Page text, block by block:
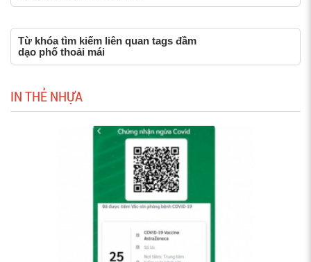
Từ khóa tìm kiếm liên quan tags đầm
dạo phố thoải mái
IN THẺ NHỰA